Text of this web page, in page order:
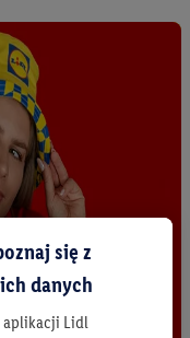
się z
danych
Lidl